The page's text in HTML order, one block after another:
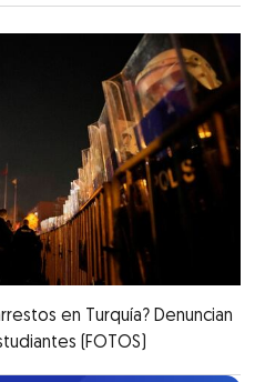
en Turquía? Denuncian
(FOTOS)